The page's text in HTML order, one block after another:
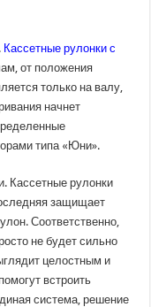
Кассетные рулонки с
от положения
только на валу,
начнет
типа «Юни».
Кассетные рулонки
защищает
Соответственно,
не будет сильно
целостным и
встроить
система, решение